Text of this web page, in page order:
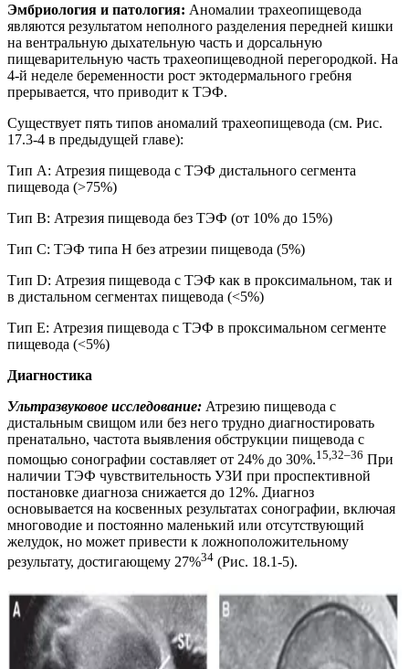
Эмбриология и патология: Аномалии трахеопищевода
являются результатом неполного разделения передней кишки
на вентральную дыхательную часть и дорсальную
пищеварительную часть трахеопищеводной перегородкой. На
4-й неделе беременности рост эктодермального гребня
прерывается, что приводит к ТЭФ.
Существует пять типов аномалий трахеопищевода (см. Рис.
17.3-4 в предыдущей главе):
Тип А: Атрезия пищевода с ТЭФ дистального сегмента
пищевода (>75%)
Тип B: Атрезия пищевода без ТЭФ (от 10% до 15%)
Тип C: ТЭФ типа H без атрезии пищевода (5%)
Тип D: Атрезия пищевода с ТЭФ как в проксимальном, так и
в дистальном сегментах пищевода (<5%)
Тип E: Атрезия пищевода с ТЭФ в проксимальном сегменте
пищевода (<5%)
Диагностика
Ультразвуковое исследование: Атрезию пищевода с
дистальным свищом или без него трудно диагностировать
пренатально, частота выявления обструкции пищевода с
помощью сонографии составляет от 24% до 30%.15,32–36 При
наличии ТЭФ чувствительность УЗИ при проспективной
постановке диагноза снижается до 12%. Диагноз
основывается на косвенных результатах сонографии, включая
многоводие и постоянно маленький или отсутствующий
желудок, но может привести к ложноположительному
результату, достигающему 27%34 (Рис. 18.1-5).